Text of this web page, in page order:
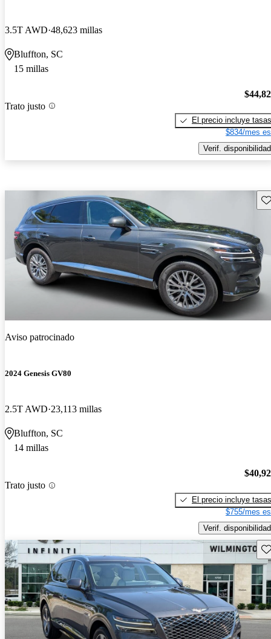
3.5T AWD 48,623 millas
Bluffton, SC
15 millas
Trato justo
El precio incluye tasas
$834/mes
Verif. disponibilidad
Aviso patrocinado
2024 Genesis GV80
2.5T AWD 23,113 millas
Bluffton, SC
14 millas
Trato justo
El precio incluye tasas
$755/mes
Verif. disponibilidad